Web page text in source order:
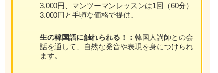
3,000円、マンツーマンレッスンは1回（60分）
3,000円と手頃な価格で提供。
生の韓国語に触れられる！： 韓国人講師との会
話を通して、自然な発音や表現を身につけられ
ます。